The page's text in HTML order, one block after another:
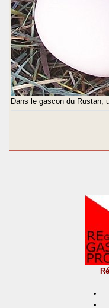
Dans le gascon du